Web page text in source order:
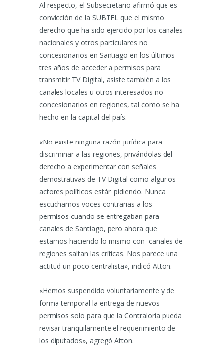
Al respecto, el Subsecretario afirmó que es
convicción de la SUBTEL que el mismo
derecho que ha sido ejercido por los canales
nacionales y otros particulares no
concesionarios en Santiago en los últimos
tres años de acceder a permisos para
transmitir TV Digital, asiste también a los
canales locales u otros interesados no
concesionarios en regiones, tal como se ha
hecho en la capital del país.
«No existe ninguna razón jurídica para
discriminar a las regiones, privándolas del
derecho a experimentar con señales
demostrativas de TV Digital como algunos
actores políticos están pidiendo. Nunca
escuchamos voces contrarias a los
permisos cuando se entregaban para
canales de Santiago, pero ahora que
estamos haciendo lo mismo con canales de
regiones saltan las críticas. Nos parece una
actitud un poco centralista», indicó Atton.
«Hemos suspendido voluntariamente y de
forma temporal la entrega de nuevos
permisos solo para que la Contraloría pueda
revisar tranquilamente el requerimiento de
los diputados», agregó Atton.